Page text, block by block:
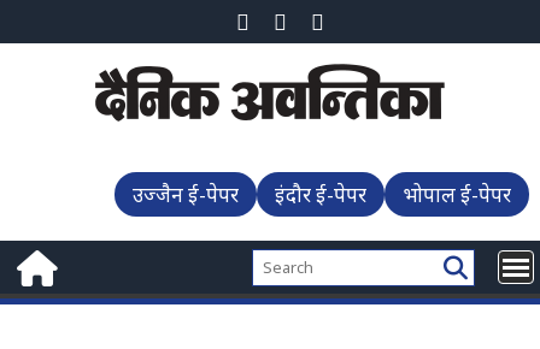
to
उज्जैन ई-पेपर इंदौर ई-पेपर भोपाल ई-पेपर